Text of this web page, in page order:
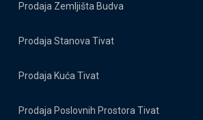
Prodaja Zemljišta Budva
Prodaja Stanova Tivat
Prodaja Kuća Tivat
Prodaja Poslovnih Prostora Tivat